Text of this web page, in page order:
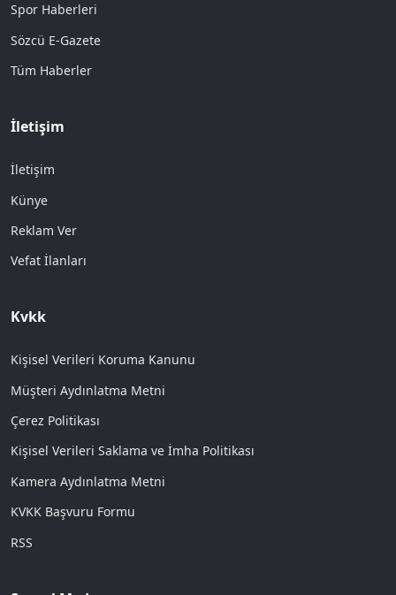
Spor Haberleri
Sözcü E-Gazete
Tüm Haberler
İletişim
İletişim
Künye
Reklam Ver
Vefat İlanları
Kvkk
Kişisel Verileri Koruma Kanunu
Müşteri Aydınlatma Metni
Çerez Politikası
Kişisel Verileri Saklama ve İmha Politikası
Kamera Aydınlatma Metni
KVKK Başvuru Formu
RSS